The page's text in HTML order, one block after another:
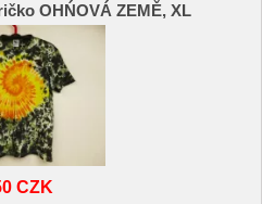
OHŃOVÁ ZEMĚ, XL
CZK